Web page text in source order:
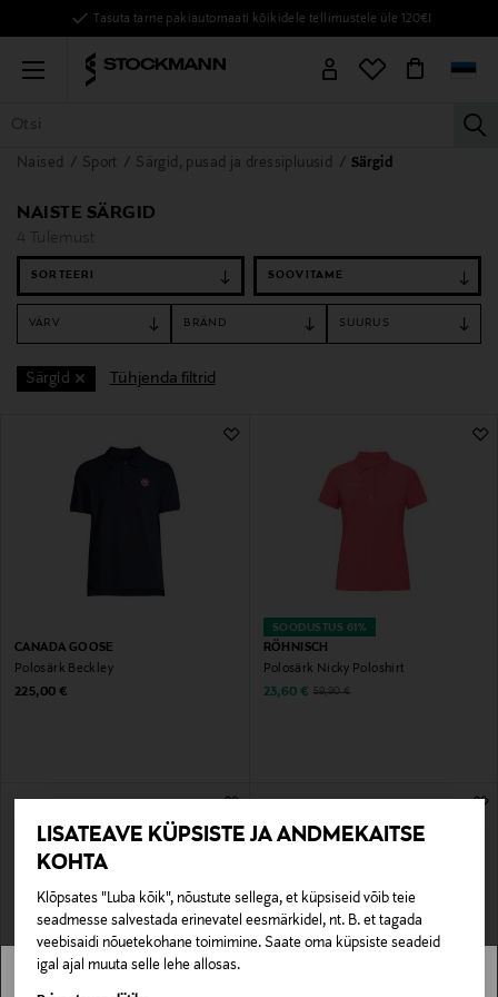
LISATEAVE KÜPSISTE JA ANDMEKAITSE
KOHTA
Klõpsates "Luba kõik", nõustute sellega, et küpsiseid võib teie
seadmesse salvestada erinevatel eesmärkidel, nt. B. et tagada
veebisaidi nõuetekohane toimimine. Saate oma küpsiste seadeid
igal ajal muuta selle lehe allosas.
Tasuta tarne pakiautomaati kõikidele tellimustele üle 120€!
Menu
KÕIK TOOTED NAISED MEHED LAPSED KODU
Naised Sport Särgid, pusad ja dressipluusid Särgid
NAISTE SÄRGID
4 Tulemust
SORTEERI
VÄRV BRÄND SUURUS
Särgid Tühjenda filtrid
CANADA GOOSE
Polosärk Beckley
Original Price
225,00 €
SOODUSTUS 61%
RÖHNISCH
Polosärk Nicky Poloshirt
Discounted Price
23,60 € Original Price
59,90 €